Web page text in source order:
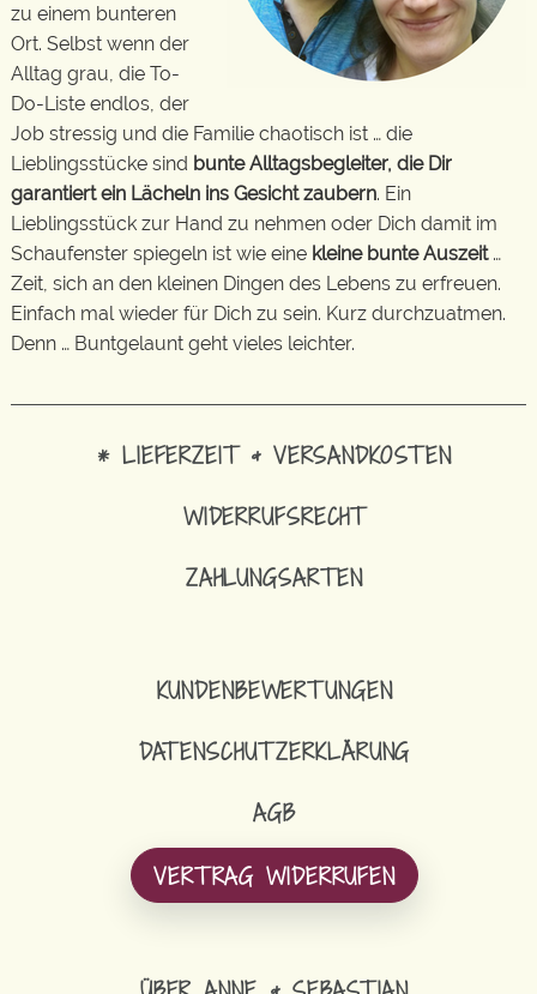
zu einem bunteren
Ort. Selbst wenn der
Alltag grau, die To-
Do-Liste endlos, der
Job stressig und die Familie chaotisch ist … die
Lieblingsstücke sind bunte Alltagsbegleiter, die Dir
garantiert ein Lächeln ins Gesicht zaubern. Ein
Lieblingsstück zur Hand zu nehmen oder Dich damit im
Schaufenster spiegeln ist wie eine kleine bunte Auszeit…
Zeit, sich an den kleinen Dingen des Lebens zu erfreuen.
Einfach mal wieder für Dich zu sein. Kurz durchzuatmen.
Denn … Buntgelaunt geht vieles leichter.
* LIEFERZEIT & VERSANDKOSTEN
WIDERRUFSRECHT
ZAHLUNGSARTEN
KUNDENBEWERTUNGEN
DATENSCHUTZERKLÄRUNG
AGB
VERTRAG WIDERRUFEN